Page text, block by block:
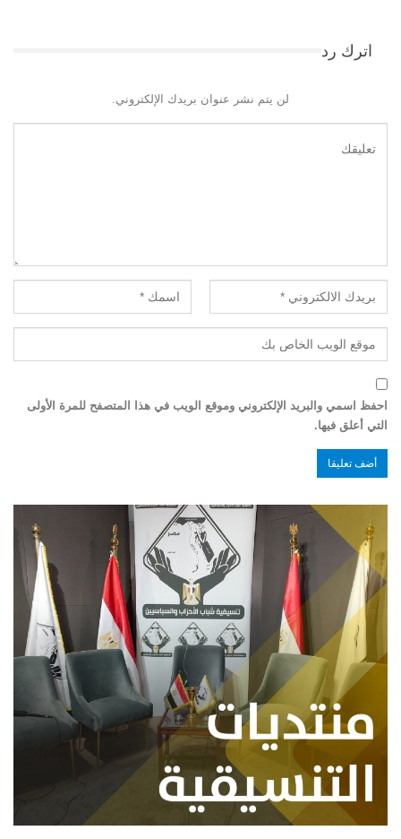
اترك رد
لن يتم نشر عنوان بريدك الإلكتروني.
احفظ اسمي والبريد الإلكتروني وموقع الويب في هذا المتصفح للمرة الأولى
التي أعلق فيها.